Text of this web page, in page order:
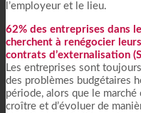
l’employeur et le lieu.
62% des entreprises dans
cherchent à renégocier
contrats d’externalisation
Les entreprises sont
des problèmes budgétaires
période, alors que le marché
croître et d’évoluer de